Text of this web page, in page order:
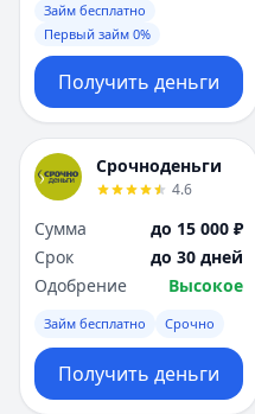
Займ бесплатно
Первый займ 0%
Получить деньги
Срочноденьги
4.6
Сумма
до 15 000 ₽
Срок
до 30 дней
Одобрение
Высокое
Займ бесплатно Срочно
Получить деньги